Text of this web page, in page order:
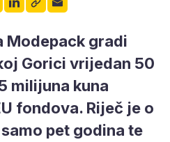
Modepack gradi
Gorici vrijedan 50
milijuna kuna
fondova. Riječ je o
pet godina te